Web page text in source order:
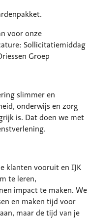
.
voor onze
Sollicitatiemiddag
Groep
slimmer en
onderwijs en zorg
is. Dat doen we met
klanten vooruit en IJK
te leren,
impact te maken. We
en maken tijd voor
maar de tijd van je